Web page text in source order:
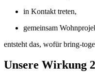
in Kontakt treten,
gemeinsam
entsteht das, wofür bring-
Unsere Wirkung